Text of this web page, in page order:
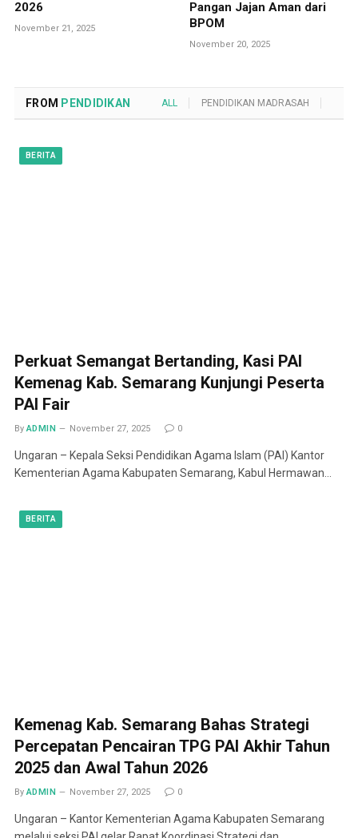
2026
November 21, 2025
Pangan Jajan Aman dari
BPOM
November 20, 2025
FROM PENDIDIKAN ALL PENDIDIKAN MADRASAH
BERITA
Perkuat Semangat Bertanding, Kasi PAI
Kemenag Kab. Semarang Kunjungi Peserta
PAI Fair
By ADMIN November 27, 2025 0
Ungaran – Kepala Seksi Pendidikan Agama Islam (PAI) Kantor
Kementerian Agama Kabupaten Semarang, Kabul Hermawan…
BERITA
Kemenag Kab. Semarang Bahas Strategi
Percepatan Pencairan TPG PAI Akhir Tahun
2025 dan Awal Tahun 2026
By ADMIN November 27, 2025 0
Ungaran – Kantor Kementerian Agama Kabupaten Semarang